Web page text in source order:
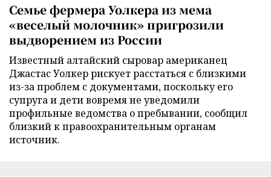
Семье фермера Уолкера из мема
«веселый молочник» пригрозили
выдворением из России
Известный алтайский сыровар американец
Джастас Уолкер рискует расстаться с близкими
из-за проблем с документами, поскольку его
супруга и дети вовремя не уведомили
профильные ведомства о пребывании, сообщил
близкий к правоохранительным органам
источник.